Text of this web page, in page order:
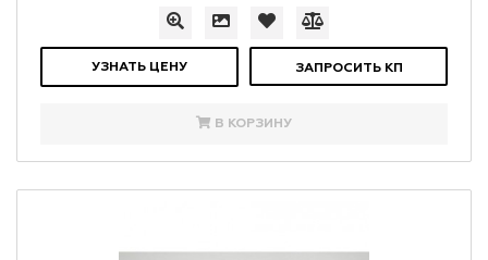
УЗНАТЬ ЦЕНУ ЗАПРОСИТЬ КП
В КОРЗИНУ